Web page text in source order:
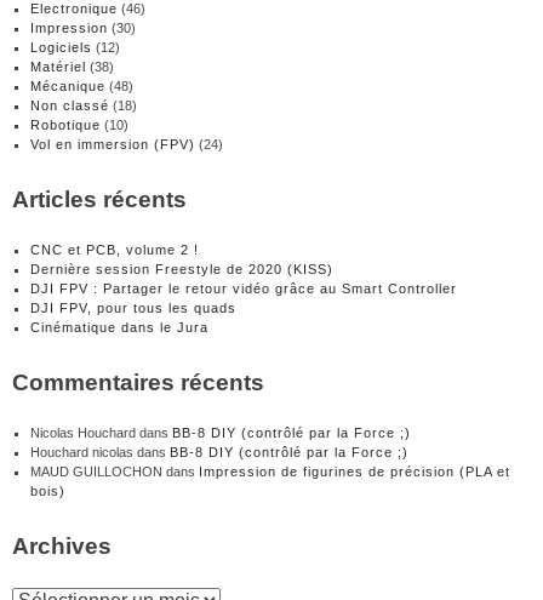
Electronique (46)
Impression (30)
Logiciels (12)
Matériel (38)
Mécanique (48)
Non classé (18)
Robotique (10)
Vol en immersion (FPV) (24)
Articles récents
CNC et PCB, volume 2 !
Dernière session Freestyle de 2020 (KISS)
DJI FPV : Partager le retour vidéo grâce au Smart Controller
DJI FPV, pour tous les quads
Cinématique dans le Jura
Commentaires récents
Nicolas Houchard dans BB-8 DIY (contrôlé par la Force ;)
Houchard nicolas dans BB-8 DIY (contrôlé par la Force ;)
MAUD GUILLOCHON dans Impression de figurines de précision (PLA et
bois)
Archives